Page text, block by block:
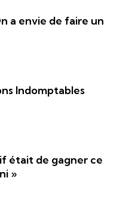
a envie de faire un
Indomptables
était de gagner ce
»